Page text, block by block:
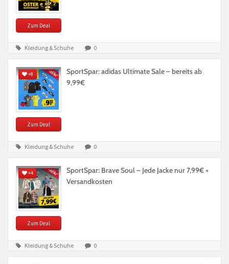
Zum Deal
Kleidung & Schuhe 0
+8
Zum Deal
SportSpar: adidas Ultimate Sale – bereits ab
9,99€
Kleidung & Schuhe 0
+4
Zum Deal
SportSpar: Brave Soul – Jede Jacke nur 7,99€ +
Versandkosten
Kleidung & Schuhe 0